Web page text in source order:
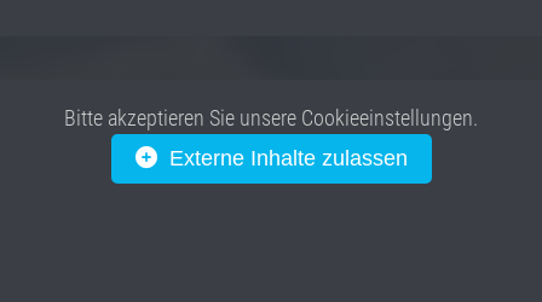
Bitte akzeptieren Sie unsere Cookieeinstellungen.
Externe Inhalte zulassen